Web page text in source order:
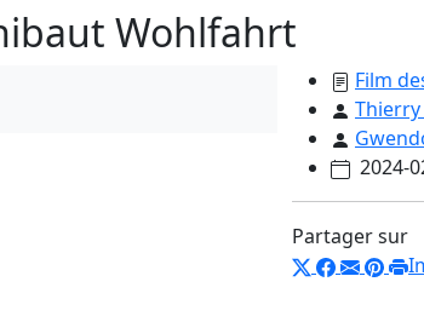
Wohlfahrt
Film
2024-
Partager sur